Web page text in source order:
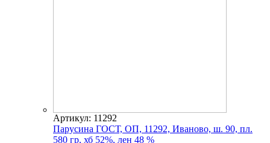
Артикул: 11292
Парусина ГОСТ, ОП, 11292, Иваново, ш. 90, пл.
580 гр, хб 52%, лен 48 %